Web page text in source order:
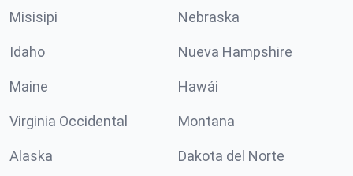
Misisipi Nebraska
Idaho Nueva Hampshire
Maine Hawái
Virginia Occidental Montana
Alaska Dakota del Norte